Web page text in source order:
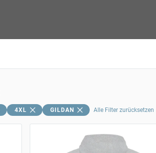
4XL GILDAN Alle Filter zurücksetzen